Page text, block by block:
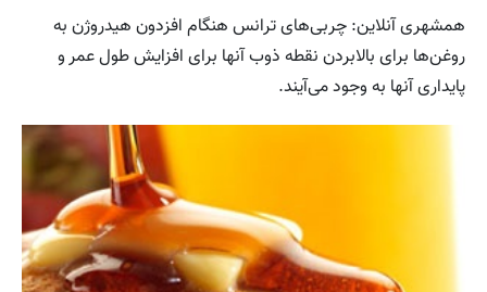
همشهری آنلاین: چربی‌های ترانس هنگام افزدون هیدروژن به
روغن‌ها برای بالابردن نقطه ذوب آنها برای افزایش طول عمر و
پایداری آنها به وجود می‌آیند.